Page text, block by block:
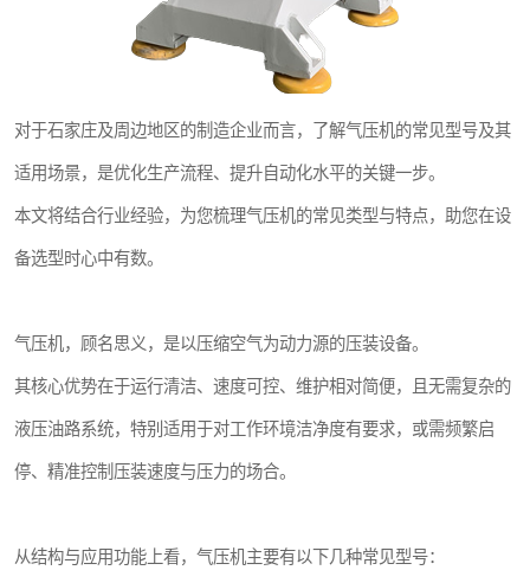
对于石家庄及周边地区的制造企业而言，了解气压机的常见型号及其
适用场景，是优化生产流程、提升自动化水平的关键一步。
本文将结合行业经验，为您梳理气压机的常见类型与特点，助您在设
备选型时心中有数。
气压机，顾名思义，是以压缩空气为动力源的压装设备。
其核心优势在于运行清洁、速度可控、维护相对简便，且无需复杂的
液压油路系统，特别适用于对工作环境洁净度有要求，或需频繁启
停、精准控制压装速度与压力的场合。
从结构与应用功能上看，气压机主要有以下几种常见型号：